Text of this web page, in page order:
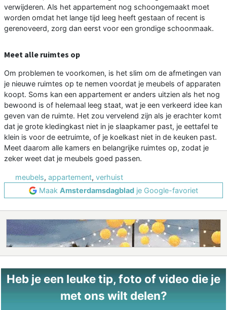
verwijderen. Als het appartement nog schoongemaakt moet
worden omdat het lange tijd leeg heeft gestaan of recent is
gerenoveerd, zorg dan eerst voor een grondige schoonmaak.
Meet alle ruimtes op
Om problemen te voorkomen, is het slim om de afmetingen van
je nieuwe ruimtes op te nemen voordat je meubels of apparaten
koopt. Soms kan een appartement er anders uitzien als het nog
bewoond is of helemaal leeg staat, wat je een verkeerd idee kan
geven van de ruimte. Het zou vervelend zijn als je erachter komt
dat je grote kledingkast niet in je slaapkamer past, je eettafel te
klein is voor de eetruimte, of je koelkast niet in de keuken past.
Meet daarom alle kamers en belangrijke ruimtes op, zodat je
zeker weet dat je meubels goed passen.
meubels, appartement, verhuist
Maak Amsterdamsdagblad je Google-favoriet
Heb je een leuke tip, foto of video die je
met ons wilt delen?